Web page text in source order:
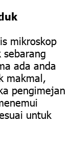
mikroskop
ada anda
makmal,
pengimejan
untuk